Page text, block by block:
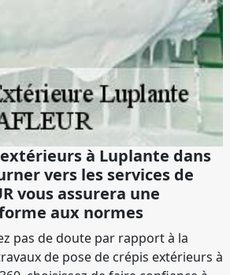
à Luplante dans
vers les services de
vous assurera une
aux normes
pas de doute par rapport à la
de pose de crépis extérieurs à